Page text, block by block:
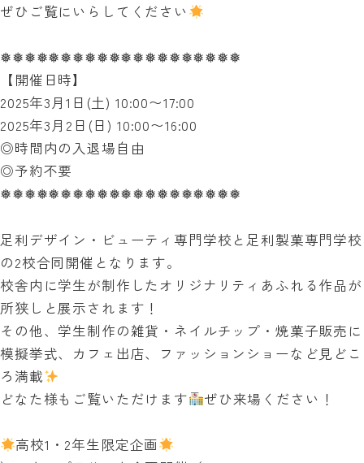
ぜひご覧にいらしてください
❅❅❅❅❅❅❅❅❅❅❅❅❅❅❅❅❅❅❅❅
【開催日時】
2025年3月1日(土) 10:00〜17:00
2025年3月2日(日) 10:00〜16:00
◎時間内の入退場自由
◎予約不要
❅❅❅❅❅❅❅❅❅❅❅❅❅❅❅❅❅❅❅❅
足利デザイン・ビューティ専門学校と足利製菓専門学校
の2校合同開催となります。
校舎内に学生が制作したオリジナリティあふれる作品が
所狭しと展示されます！
その他、学生制作の雑貨・ネイルチップ・焼菓子販売に
模擬挙式、カフェ出店、ファッションショーなど見どこ
ろ満載
どなた様もご覧いただけます
ぜひ来場ください！
高校1・2年生限定企画